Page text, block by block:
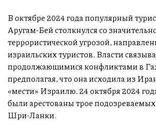
В октябре 2024 года популярный
Аругам-Бей столкнулся со
террористической угрозой,
израильских туристов. Власти
продолжающимися конфликтами в
предполагая, что она исходила из
«мести» Израилю. 24 октября 2024
были арестованы трое
Шри-Ланки.